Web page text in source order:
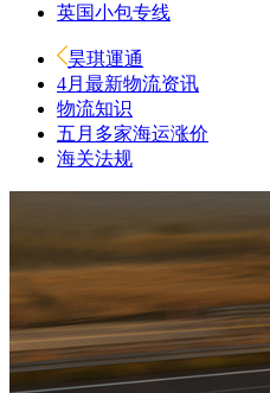
英国小包专线
昊琪運通
4月最新物流资讯
物流知识
五月多家海运涨价
海关法规